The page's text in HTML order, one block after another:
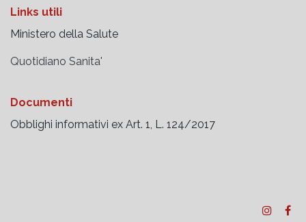
Links utili
Ministero della Salute
Quotidiano Sanita'
Documenti
Obblighi informativi ex Art. 1, L. 124/2017